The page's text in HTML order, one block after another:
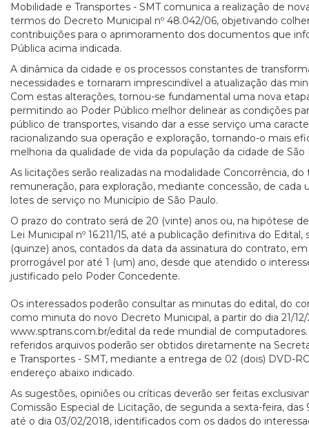
Mobilidade e Transportes - SMT comunica a realização de
termos do Decreto Municipal nº 48.042/06, objetivando
contribuições para o aprimoramento dos documentos que
Pública acima indicada.
A dinâmica da cidade e os processos constantes de
necessidades e tornaram imprescindível a atualização das
Com estas alterações, tornou-se fundamental uma nova
permitindo ao Poder Público melhor delinear as condições
público de transportes, visando dar a esse serviço uma
racionalizando sua operação e exploração, tornando-o mais
melhoria da qualidade de vida da população da cidade de São
As licitações serão realizadas na modalidade Concorrência,
remuneração, para exploração, mediante concessão, de cada
lotes de serviço no Município de São Paulo.
O prazo do contrato será de 20 (vinte) anos ou, na hipótese
Lei Municipal nº 16.211/15, até a publicação definitiva do Edital,
(quinze) anos, contados da data da assinatura do contrato,
prorrogável por até 1 (um) ano, desde que atendido o
justificado pelo Poder Concedente.
Os interessados poderão consultar as minutas do edital, do
como minuta do novo Decreto Municipal, a partir do dia 21/
www.sptrans.com.br/edital da rede mundial de
referidos arquivos poderão ser obtidos diretamente na
e Transportes - SMT, mediante a entrega de 02 (dois) DVD-
endereço abaixo indicado.
As sugestões, opiniões ou críticas deverão ser feitas
Comissão Especial de Licitação, de segunda a sexta-feira, das
até o dia 03/02/2018, identificados com os dados do